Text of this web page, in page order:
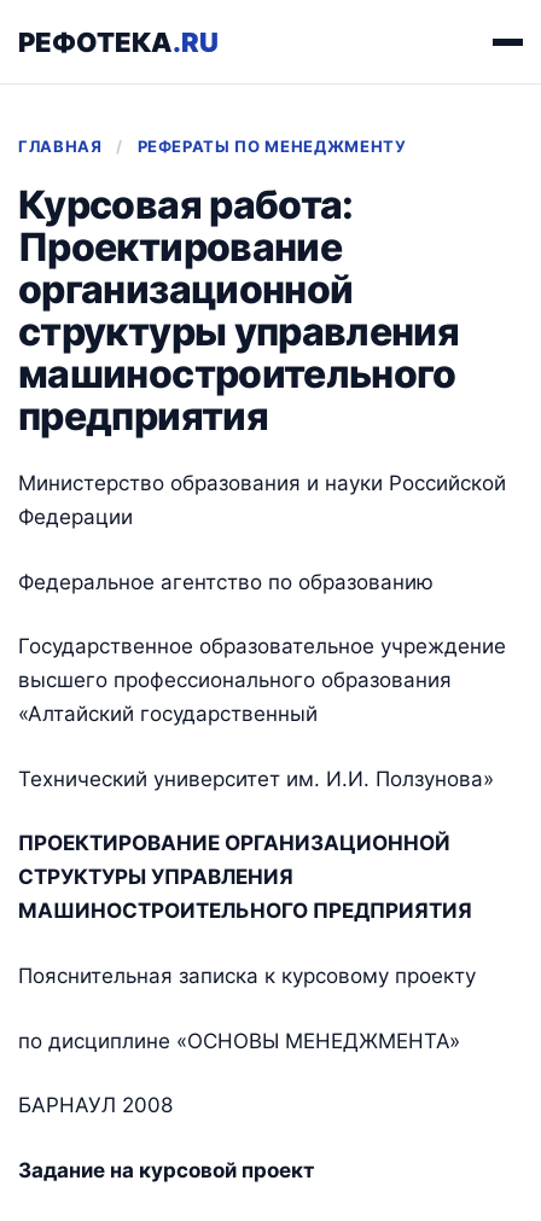
РЕФОТЕКА.RU
ГЛАВНАЯ / РЕФЕРАТЫ ПО МЕНЕДЖМЕНТУ
Курсовая работа:
Проектирование
организационной
структуры управления
машиностроительного
предприятия
Министерство образования и науки Российской
Федерации
Федеральное агентство по образованию
Государственное образовательное учреждение
высшего профессионального образования
«Алтайский государственный
Технический университет им. И.И. Ползунова»
ПРОЕКТИРОВАНИЕ ОРГАНИЗАЦИОННОЙ
СТРУКТУРЫ УПРАВЛЕНИЯ
МАШИНОСТРОИТЕЛЬНОГО ПРЕДПРИЯТИЯ
Пояснительная записка к курсовому проекту
по дисциплине «ОСНОВЫ МЕНЕДЖМЕНТА»
БАРНАУЛ 2008
Задание на курсовой проект